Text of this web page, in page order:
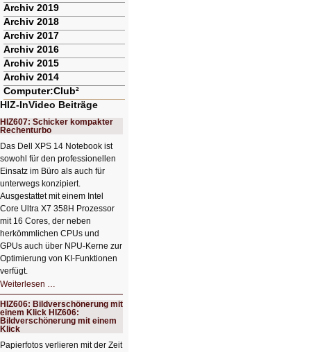
Archiv 2019
Archiv 2018
Archiv 2017
Archiv 2016
Archiv 2015
Archiv 2014
Computer:Club²
HIZ-InVideo Beiträge
HIZ607: Schicker kompakter
Rechenturbo
Das Dell XPS 14 Notebook ist
sowohl für den professionellen
Einsatz im Büro als auch für
unterwegs konzipiert.
Ausgestattet mit einem Intel
Core Ultra X7 358H Prozessor
mit 16 Cores, der neben
herkömmlichen CPUs und
GPUs auch über NPU-Kerne zur
Optimierung von KI-Funktionen
verfügt.
Weiterlesen …
Schicker
kompakter
Rechenturbo
HIZ606: Bildverschönerung mit
einem Klick HIZ606:
Bildverschönerung mit einem
Klick
Papierfotos verlieren mit der Zeit